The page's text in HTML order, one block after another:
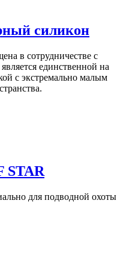
силикон
в сотрудничестве с
единственной на
с экстремально малым
STAR
для подводной охоты